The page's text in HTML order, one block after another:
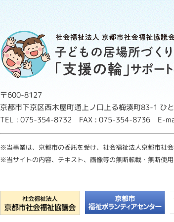
〒600-8127
京都市下京区西木屋町通上ノ口上る梅湊町83-1 ひ
TEL : 075-354-8732 FAX : 075-354-8736 E-
※当事業は、京都市の委託を受け、社会福祉法人京都市社会
※当サイトの内容、テキスト、画像等の無断転載・無断使用